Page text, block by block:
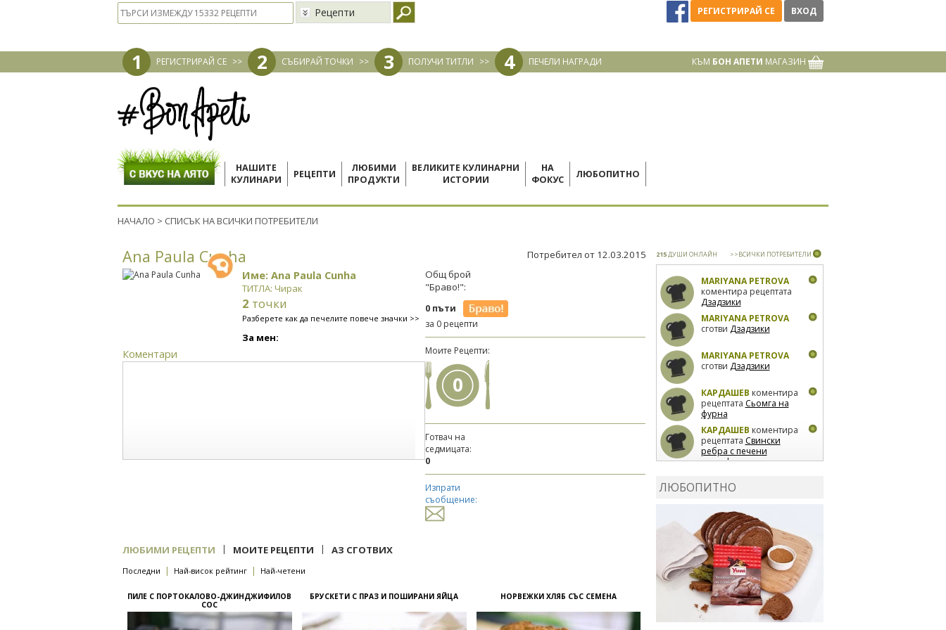
Рецепти РЕГИСТРИРАЙ СЕ ВХОД
1 РЕГИСТРИРАЙ СЕ >> 2 СЪБИРАЙ ТОЧКИ >> 3 ПОЛУЧИ ТИТЛИ >> 4 ПЕЧЕЛИ НАГРАДИ КЪМ БОН АПЕТИ МАГАЗИН
НАШИТЕ
КУЛИНАРИ
РЕЦЕПТИ
ЛЮБИМИ
ПРОДУКТИ
ВЕЛИКИТЕ КУЛИНАРНИ
ИСТОРИИ
НА
ФОКУС
ЛЮБОПИТНО
НАЧАЛО > СПИСЪК НА ВСИЧКИ ПОТРЕБИТЕЛИ
Ana Paula Cunha Потребител от 12.03.2015
Име: Ana Paula Cunha
ТИТЛА: Чирак
2 точки
Разберете как да печелите повече значки >>
За мен:
Коментари
Общ брой
"Браво!":
0 пъти
за 0 рецепти
Моите Рецепти:
0
Готвач на
седмицата:
0
Изпрати
съобщение:
ЛЮБИМИ РЕЦЕПТИ | МОИТЕ РЕЦЕПТИ | АЗ СГОТВИХ
Последни | Най-висок рейтинг | Най-четени
ПИЛЕ С ПОРТОКАЛОВО-ДЖИНДЖИФИЛОВ
СОС
БРУСКЕТИ С ПРАЗ И ПОШИРАНИ ЯЙЦА НОРВЕЖКИ ХЛЯБ СЪС СЕМЕНА
215ДУШИ ОНЛАЙН >>ВСИЧКИ ПОТРЕБИТЕЛИ
MARIYANA PETROVA
коментира рецептата
Дзадзики
MARIYANA PETROVA
сготви Дзадзики
MARIYANA PETROVA
сготви Дзадзики
КАРДАШЕВ коментира
рецептата Сьомга на
фурна
КАРДАШЕВ коментира
рецептата Свински
ребра с печени
картофи
лимон
коментира рецептата
Киноа със зеленчуци
ЛЮБОПИТНО